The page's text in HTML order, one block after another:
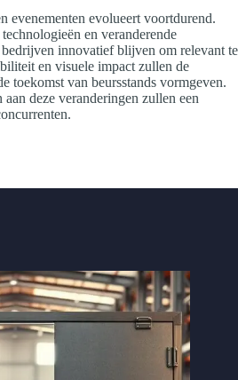
evenementen evolueert voortdurend.
en veranderende
innovatief blijven om relevant te
en visuele impact zullen de
toekomst van beursstands vormgeven.
deze veranderingen zullen een